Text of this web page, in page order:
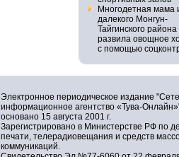
Многодетная мама
далекого Монгун-
Тайгинского района
развила овощное
с помощью
Электронное периодическое издание
информационное агентство «Тува-
основано 15 августа 2001 г.
Зарегистрировано в Министерстве РФ по
печати, телерадиовещания и средств
коммуникаций.